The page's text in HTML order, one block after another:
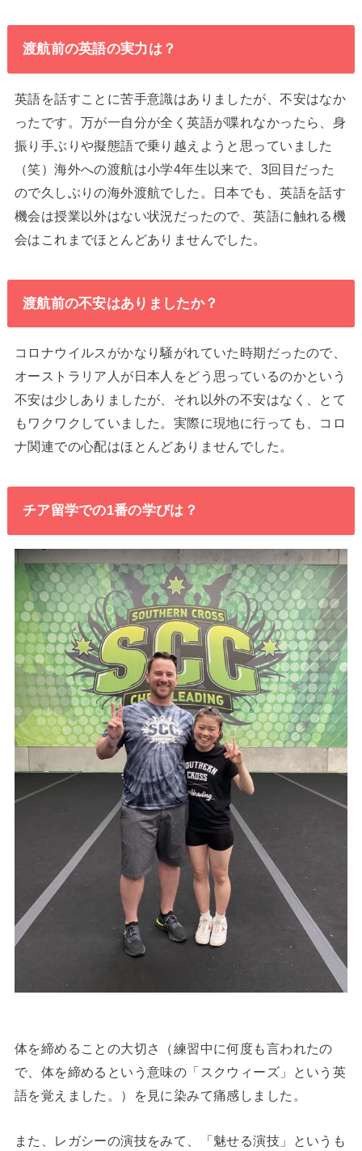
渡航前の英語の実力は？
英語を話すことに苦手意識はありましたが、不安はなか
ったです。万が一自分が全く英語が喋れなかったら、身
振り手ぶりや擬態語で乗り越えようと思っていました
（笑）海外への渡航は小学4年生以来で、3回目だった
ので久しぶりの海外渡航でした。日本でも、英語を話す
機会は授業以外はない状況だったので、英語に触れる機
会はこれまでほとんどありませんでした。
渡航前の不安はありましたか？
コロナウイルスがかなり騒がれていた時期だったので、
オーストラリア人が日本人をどう思っているのかという
不安は少しありましたが、それ以外の不安はなく、とて
もワクワクしていました。実際に現地に行っても、コロ
ナ関連での心配はほとんどありませんでした。
チア留学での1番の学びは？
体を締めることの大切さ（練習中に何度も言われたの
で、体を締めるという意味の「スクウィーズ」という英
語を覚えました。）を見に染みて痛感しました。
また、レガシーの演技をみて、「魅せる演技」というも